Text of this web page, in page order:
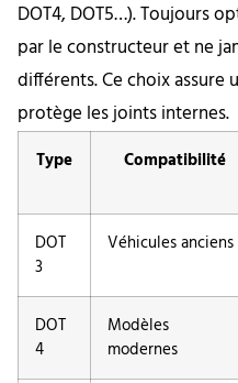
DOT4, DOT5…). Toujours
par le constructeur et ne
différents. Ce choix assure
protège les joints internes.
Type Compatibilité
DOT
3
Véhicules anciens
DOT
4
Modèles
modernes